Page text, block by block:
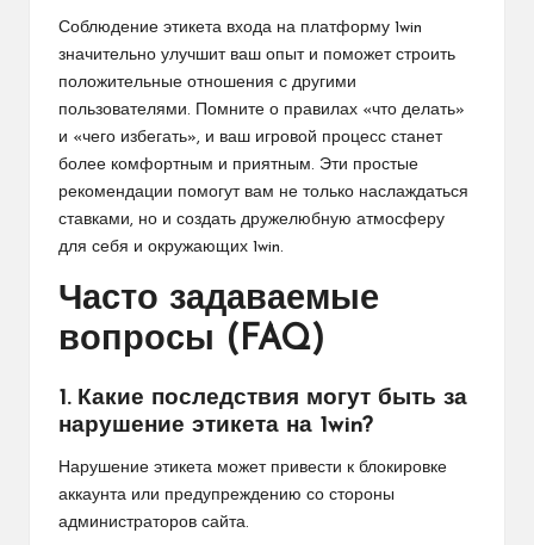
Соблюдение этикета входа на платформу 1win
значительно улучшит ваш опыт и поможет строить
положительные отношения с другими
пользователями. Помните о правилах «что делать»
и «чего избегать», и ваш игровой процесс станет
более комфортным и приятным. Эти простые
рекомендации помогут вам не только наслаждаться
ставками, но и создать дружелюбную атмосферу
для себя и окружающих
1win.
Часто задаваемые
вопросы (FAQ)
1. Какие последствия могут быть за
нарушение этикета на 1win?
Нарушение этикета может привести к блокировке
аккаунта или предупреждению со стороны
администраторов сайта.